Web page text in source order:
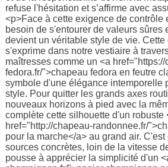
refuse l'hésitation et s’affirme avec
<p>Face à cette exigence de contrôle
besoin de s'entourer de valeurs sûres
devient un véritable style de vie. Cette
s'exprime dans notre vestiaire à
maîtresses comme un <a
fedora.fr/">chapeau fedora en feutre
symbole d'une élégance intemporelle
style. Pour quitter les grands axes
nouveaux horizons à pied avec la
complète cette silhouette d'un robuste
href="http://chapeau-randonnee.fr/
pour la marche</a> au grand air.
sources concrètes, loin de la vitesse
pousse à apprécier la simplicité d'un